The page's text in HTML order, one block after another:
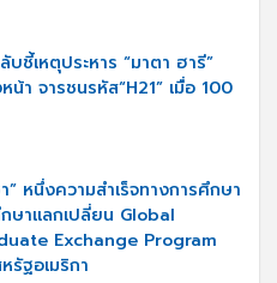
บชี้เหตุประหาร “มาตา ฮารี”
น้า จารชนรหัส“H21” เมื่อ 100
” หนึ่งความสำเร็จทางการศึกษา
ษาแลกเปลี่ยน Global
Exchange Program
รัฐอเมริกา